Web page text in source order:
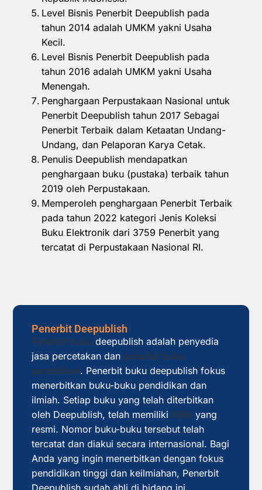
Level Bisnis Penerbit Deepublish pada
tahun 2014 adalah UMKM yakni Usaha
Kecil.
Level Bisnis Penerbit Deepublish pada
tahun 2016 adalah UMKM yakni Usaha
Menengah.
Penghargaan Perpustakaan Nasional untuk
Penerbit Deepublish tahun 2017 Sebagai
Penerbit Terbaik dalam Ketaatan Undang-
Undang, dan Pelaporan Karya Cetak.
Penulis Deepublish mendapatkan
penghargaan buku (pustaka) terbaik tahun
2019 oleh Perpustakaan.
Memperoleh penghargaan Penerbit Terbaik
pada tahun 2022 kategori Jenis Koleksi
Buku Elektronik dari 3759 Penerbit yang
tercatat di Perpustakaan Nasional RI.
Penerbit Deepublish
Penerbit buku deepublish adalah penyedia
jasa percetakan dan penerbit buku
pendidikan. Penerbit buku deepublish fokus
menerbitkan buku-buku pendidikan dan
ilmiah. Setiap buku yang telah diterbitkan
oleh Deepublish, telah memiliki ISBN yang
resmi. Nomor buku-buku tersebut telah
tercatat dan diakui secara internasional. Bagi
Anda yang ingin menerbitkan dengan fokus
pendidikan tinggi dan keilmiahan, Penerbit
Deepublish sudah ahli di bidang ini.